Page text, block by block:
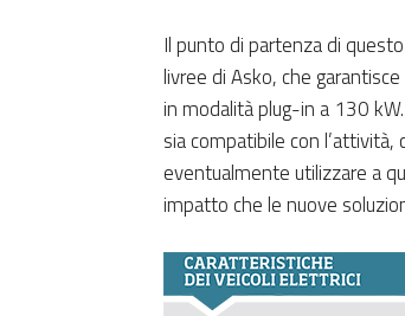
Il punto di partenza di
livree di Asko, che
in modalità plug-in a 130
sia compatibile con
eventualmente utilizzare a
impatto che le nuove